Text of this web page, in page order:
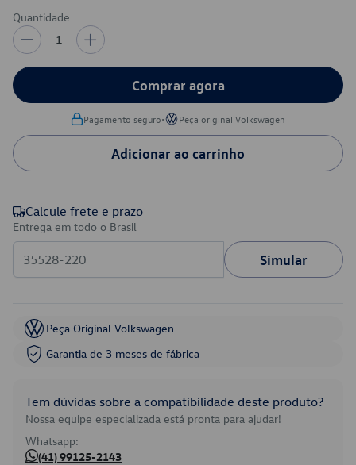
Quantidade
1
Comprar agora
Pagamento seguro• Peça original Volkswagen
Adicionar ao carrinho
Calcule frete e prazo
Entrega em todo o Brasil
Simular
Peça Original Volkswagen
Garantia de 3 meses de fábrica
Tem dúvidas sobre a compatibilidade deste produto?
Nossa equipe especializada está pronta para ajudar!
Whatsapp:
(41) 99125-2143